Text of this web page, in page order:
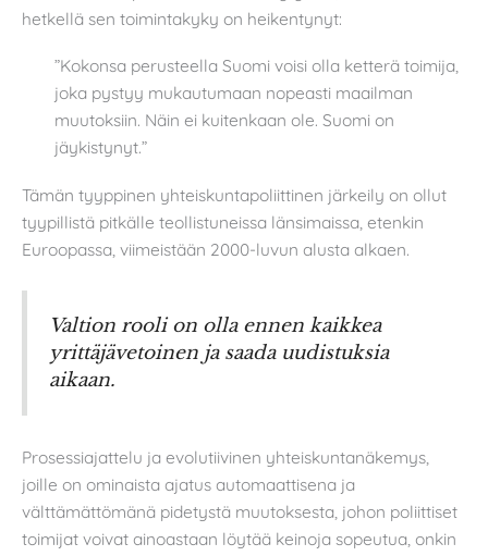
hetkellä sen toimintakyky on heikentynyt:
”Kokonsa perusteella Suomi voisi olla ketterä toimija,
joka pystyy mukautumaan nopeasti maailman
muutoksiin. Näin ei kuitenkaan ole. Suomi on
jäykistynyt.”
Tämän tyyppinen yhteiskuntapoliittinen järkeily on ollut
tyypillistä pitkälle teollistuneissa länsimaissa, etenkin
Euroopassa, viimeistään 2000-luvun alusta alkaen.
Valtion rooli on olla ennen kaikkea
yrittäjävetoinen ja saada uudistuksia
aikaan.
Prosessiajattelu ja evolutiivinen yhteiskuntanäkemys,
joille on ominaista ajatus automaattisena ja
välttämättömänä pidetystä muutoksesta, johon poliittiset
toimijat voivat ainoastaan löytää keinoja sopeutua, onkin